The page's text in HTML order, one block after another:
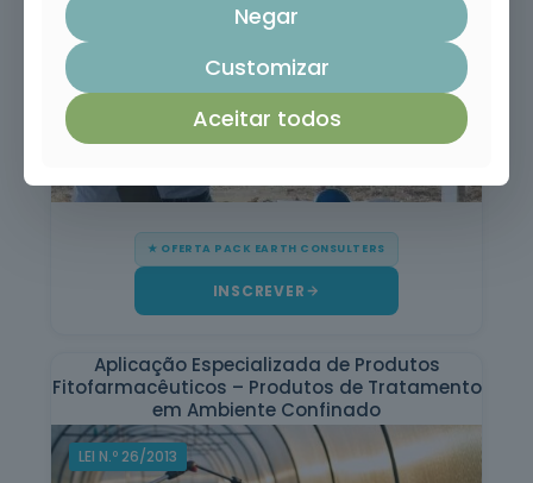
★ OFERTA PACK EARTH CONSULTERS
INSCREVER
Aplicação Especializada de Produtos
Fitofarmacêuticos – Produtos de Tratamento
em Ambiente Confinado
LEI N.º 26/2013
Negar
Customizar
Aceitar todos